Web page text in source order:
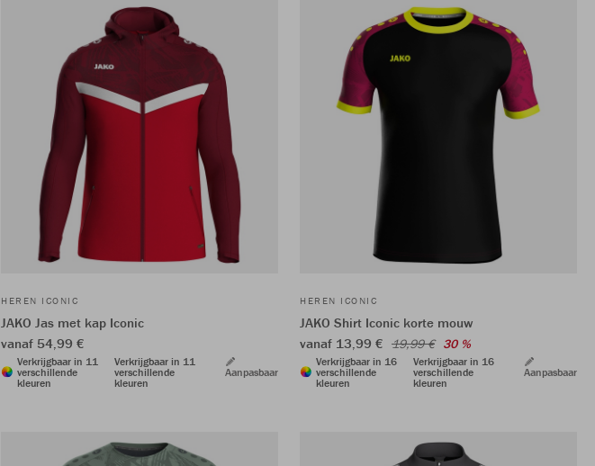
HEREN ICONIC
JAKO Jas met kap Iconic
vanaf 54,99 €
Verkrijgbaar in 11
verschillende
kleuren
Verkrijgbaar in 11
verschillende
kleuren
Aanpasbaar
HEREN ICONIC
JAKO Shirt Iconic korte mouw
vanaf 13,99 € 19,99 € 30 %
Verkrijgbaar in 16
verschillende
kleuren
Verkrijgbaar in 16
verschillende
kleuren
Aanpasbaar